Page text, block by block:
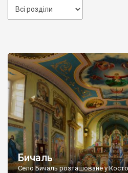
Бичаль
Село Бичаль розташоване у